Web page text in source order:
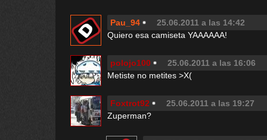
Pau_94
25.06.2011 a las 14:42
Quiero esa camiseta YAAAAAA!
polojo100
25.06.2011 a las 16:06
Metiste no metites >X(
Foxtrot92
25.06.2011 a las 19:27
Zuperman?